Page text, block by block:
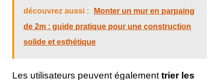
découvrez aussi :
Monter un mur en parpaing
de 2m : guide pratique pour une construction
solide et esthétique
Les utilisateurs peuvent égalementtrier les